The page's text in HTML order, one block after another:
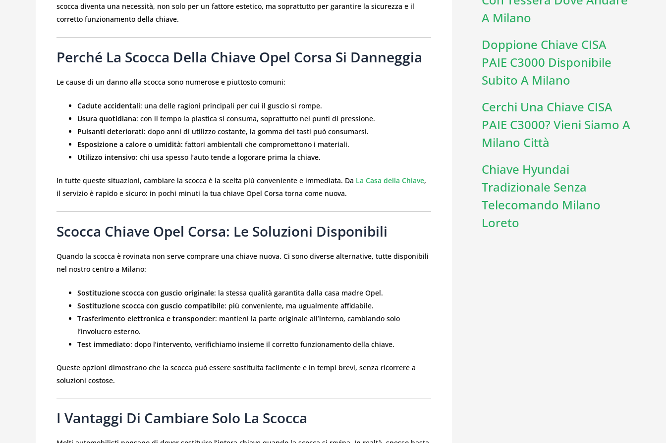
scocca diventa una necessità, non solo per un fattore estetico, ma soprattutto per garantire la sicurezza e il
corretto funzionamento della chiave.
Perché La Scocca Della Chiave Opel Corsa Si Danneggia
Le cause di un danno alla scocca sono numerose e piuttosto comuni:
Cadute accidentali: una delle ragioni principali per cui il guscio si rompe.
Usura quotidiana: con il tempo la plastica si consuma, soprattutto nei punti di pressione.
Pulsanti deteriorati: dopo anni di utilizzo costante, la gomma dei tasti può consumarsi.
Esposizione a calore o umidità: fattori ambientali che compromettono i materiali.
Utilizzo intensivo: chi usa spesso l’auto tende a logorare prima la chiave.
In tutte queste situazioni, cambiare la scocca è la scelta più conveniente e immediata. Da La Casa della Chiave,
il servizio è rapido e sicuro: in pochi minuti la tua chiave Opel Corsa torna come nuova.
Scocca Chiave Opel Corsa: Le Soluzioni Disponibili
Quando la scocca è rovinata non serve comprare una chiave nuova. Ci sono diverse alternative, tutte disponibili
nel nostro centro a Milano:
Sostituzione scocca con guscio originale: la stessa qualità garantita dalla casa madre Opel.
Sostituzione scocca con guscio compatibile: più conveniente, ma ugualmente affidabile.
Trasferimento elettronica e transponder: mantieni la parte originale all’interno, cambiando solo
l’involucro esterno.
Test immediato: dopo l’intervento, verifichiamo insieme il corretto funzionamento della chiave.
Queste opzioni dimostrano che la scocca può essere sostituita facilmente e in tempi brevi, senza ricorrere a
soluzioni costose.
I Vantaggi Di Cambiare Solo La Scocca
A Milano
Doppione Chiave CISA
PAIE C3000 Disponibile
Subito A Milano
Cerchi Una Chiave CISA
PAIE C3000? Vieni Siamo A
Milano Città
Chiave Hyundai
Tradizionale Senza
Telecomando Milano
Loreto